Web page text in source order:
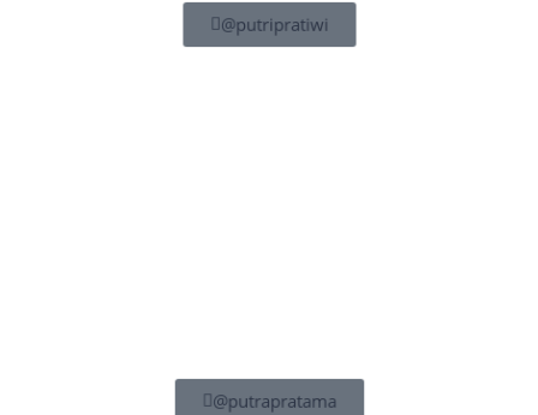
@putripratiwi
@putrapratama